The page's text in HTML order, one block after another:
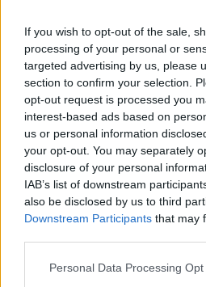
If you wish to opt-out of the sale,
processing of your personal or
targeted advertising by us, please
section to confirm your selection.
opt-out request is processed you
interest-based ads based on
us or personal information
your opt-out. You may separately
disclosure of your personal
IAB’s list of downstream
also be disclosed by us to third
Downstream Participants that may
Personal Data Processing
Il Consiglio parla
Penati se ne va
30/09/2011
SCOMMESSE Palazzi
anche Doni Nuovo round
interrogatori già fissato
Stefano Palazzi,
della Federcalcio,
dell'inchiesta sportiva
calcioscommesse.